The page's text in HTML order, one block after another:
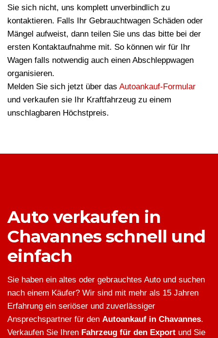
Sie sich nicht, uns komplett unverbindlich zu
kontaktieren. Falls Ihr Gebrauchtwagen Schäden oder
Mängel aufweist, dann teilen Sie uns das bitte bei der
ersten Kontaktaufnahme mit. So können wir für Ihr
Wagen falls notwendig auch einen Abschleppwagen
organisieren.
Melden Sie sich jetzt über das Autoankauf-Formular
und verkaufen sie Ihr Kraftfahrzeug zu einem
unschlagbaren Höchstpreis.
Auto verkaufen in
Chavannes schnell und
einfach
Sie haben ein altes oder gebrauchtes Auto und suchen
nach einem Käufer? Wir sind mit mehr als 15 Jahren
Erfahrung ein seriöser und zuverlässiger
Ansprechspartner für den Autoankauf in Chavannes.
Verkaufen Sie Ihren Fahrzeug für den Export und Sie